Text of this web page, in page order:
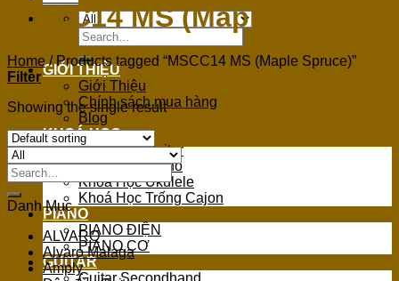
Search
for:
GIỚI THIỆU
Giới Thiệu
Chính sách mua hàng
Blog
KHOÁ HỌC
Khoá Học Guitar
Khoá Học Piano
Khoá Học Ukulele
Khoá Học Trống Cajon
PIANO
PIANO ĐIỆN
PIANO CƠ
GUITAR
Guitar Secondhand
MSCC14 MS (Maple Spruce)
Home /Products tagged “MSCC14 MS (Maple Spruce)”
Filter
Showing the single result
Search
for:
Danh Mục
ALVARO
Alvaro Malaga
Amply